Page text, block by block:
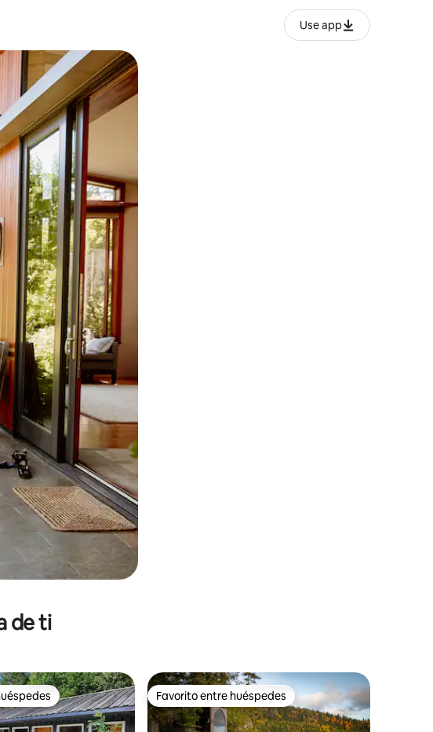
Use app
con el tacto o desliza el dedo.
de ti
Favorito entre huéspedes
Favorito entre huéspedes